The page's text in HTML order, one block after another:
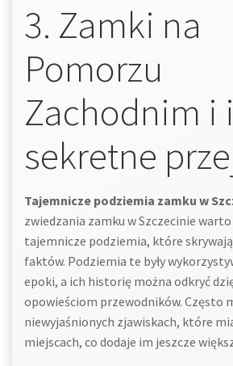
3. Zamki na
Pomorzu
Zachodnim i
sekretne
Tajemnicze podziemia zamku w
zwiedzania zamku w Szczecinie
tajemnicze podziemia, które
faktów. Podziemia te były
epoki, a ich historię można odkryć
opowieściom przewodników. Często
niewyjaśnionych zjawiskach, które
miejscach, co dodaje im jeszcze